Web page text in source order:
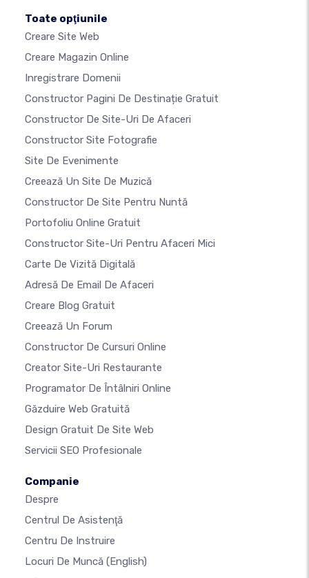
Toate opţiunile
Creare Site Web
Creare Magazin Online
Inregistrare Domenii
Constructor Pagini De Destinație Gratuit
Constructor De Site-Uri De Afaceri
Constructor Site Fotografie
Site De Evenimente
Creează Un Site De Muzică
Constructor De Site Pentru Nuntă
Portofoliu Online Gratuit
Constructor Site-Uri Pentru Afaceri Mici
Carte De Vizită Digitală
Adresă De Email De Afaceri
Creare Blog Gratuit
Creează Un Forum
Constructor De Cursuri Online
Creator Site-Uri Restaurante
Programator De Întâlniri Online
Găzduire Web Gratuită
Design Gratuit De Site Web
Servicii SEO Profesionale
Companie
Despre
Centrul De Asistenţă
Centru De Instruire
Locuri De Muncă (English)